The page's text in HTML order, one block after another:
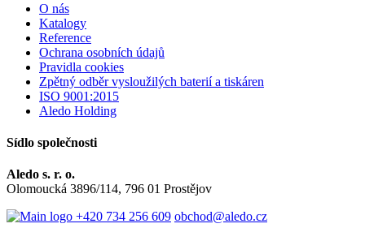
O nás
Katalogy
Reference
Ochrana osobních údajů
Pravidla cookies
Zpětný odběr vysloužilých baterií a tiskáren
ISO 9001:2015
Aledo Holding
Sídlo společnosti
Aledo s. r. o.
Olomoucká 3896/114, 796 01 Prostějov
+420 734 256 609 obchod@aledo.cz